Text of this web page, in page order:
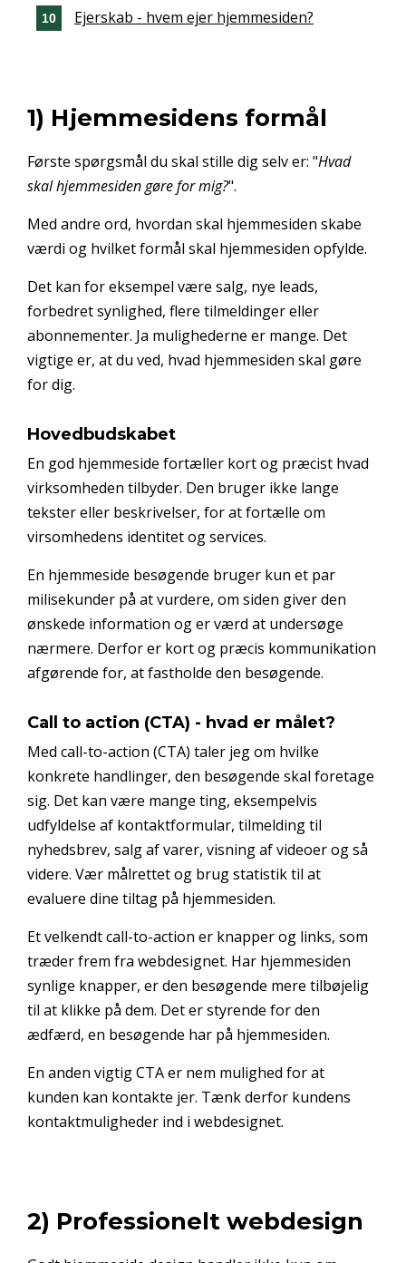
Ejerskab - hvem ejer hjemmesiden?
1) Hjemmesidens formål
Første spørgsmål du skal stille dig selv er: "Hvad
skal hjemmesiden gøre for mig?".
Med andre ord, hvordan skal hjemmesiden skabe
værdi og hvilket formål skal hjemmesiden opfylde.
Det kan for eksempel være salg, nye leads,
forbedret synlighed, flere tilmeldinger eller
abonnementer. Ja mulighederne er mange. Det
vigtige er, at du ved, hvad hjemmesiden skal gøre
for dig.
Hovedbudskabet
En god hjemmeside fortæller kort og præcist hvad
virksomheden tilbyder. Den bruger ikke lange
tekster eller beskrivelser, for at fortælle om
virsomhedens identitet og services.
En hjemmeside besøgende bruger kun et par
milisekunder på at vurdere, om siden giver den
ønskede information og er værd at undersøge
nærmere. Derfor er kort og præcis kommunikation
afgørende for, at fastholde den besøgende.
Call to action (CTA) - hvad er målet?
Med call-to-action (CTA) taler jeg om hvilke
konkrete handlinger, den besøgende skal foretage
sig. Det kan være mange ting, eksempelvis
udfyldelse af kontaktformular, tilmelding til
nyhedsbrev, salg af varer, visning af videoer og så
videre. Vær målrettet og brug statistik til at
evaluere dine tiltag på hjemmesiden.
Et velkendt call-to-action er knapper og links, som
træder frem fra webdesignet. Har hjemmesiden
synlige knapper, er den besøgende mere tilbøjelig
til at klikke på dem. Det er styrende for den
ædfærd, en besøgende har på hjemmesiden.
En anden vigtig CTA er nem mulighed for at
kunden kan kontakte jer. Tænk derfor kundens
kontaktmuligheder ind i webdesignet.
2) Professionelt webdesign